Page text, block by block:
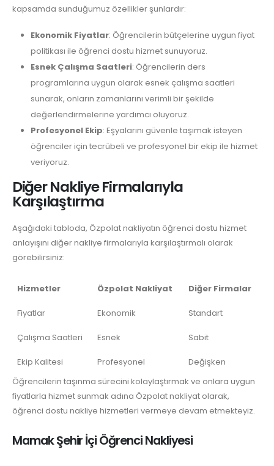
kapsamda sunduğumuz özellikler şunlardır:
Ekonomik Fiyatlar: Öğrencilerin bütçelerine uygun fiyat
politikası ile öğrenci dostu hizmet sunuyoruz.
Esnek Çalışma Saatleri: Öğrencilerin ders
programlarına uygun olarak esnek çalışma saatleri
sunarak, onların zamanlarını verimli bir şekilde
değerlendirmelerine yardımcı oluyoruz.
Profesyonel Ekip: Eşyalarını güvenle taşımak isteyen
öğrenciler için tecrübeli ve profesyonel bir ekip ile hizmet
veriyoruz.
Diğer Nakliye Firmalarıyla
Karşılaştırma
Aşağıdaki tabloda, Özpolat nakliyatın öğrenci dostu hizmet
anlayışını diğer nakliye firmalarıyla karşılaştırmalı olarak
görebilirsiniz:
Hizmetler Özpolat Nakliyat Diğer Firmalar
Fiyatlar Ekonomik Standart
Çalışma Saatleri Esnek Sabit
Ekip Kalitesi Profesyonel
Değişken
Öğrencilerin taşınma sürecini kolaylaştırmak ve onlara uygun
fiyatlarla hizmet sunmak adına Özpolat nakliyat olarak,
öğrenci dostu nakliye hizmetleri vermeye devam etmekteyiz.
Mamak Şehir İçi Öğrenci Nakliyesi